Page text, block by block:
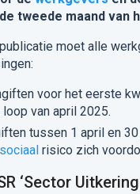
tweede maand van
moet alle
voor het eerste
van april 2025.
tussen 1 april en
sociaalrisico zich
‘Sector